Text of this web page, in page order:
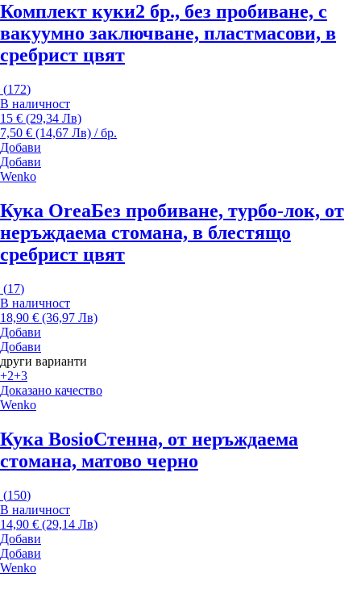
Комплект куки2 бр., без пробиване, с
вакуумно заключване, пластмасови, в
сребрист цвят
(172)
В наличност
15 € (29,34 Лв)
7,50 € (14,67 Лв) / бр.
Добави
Добави
Wenko
Кука OreaБез пробиване, турбо-лок, от
неръждаема стомана, в блестящо
сребрист цвят
(17)
В наличност
18,90 € (36,97 Лв)
Добави
Добави
други варианти
+2+3
Доказано качество
Wenko
Кука BosioСтенна, от неръждаема
стомана, матово черно
(150)
В наличност
14,90 € (29,14 Лв)
Добави
Добави
Wenko